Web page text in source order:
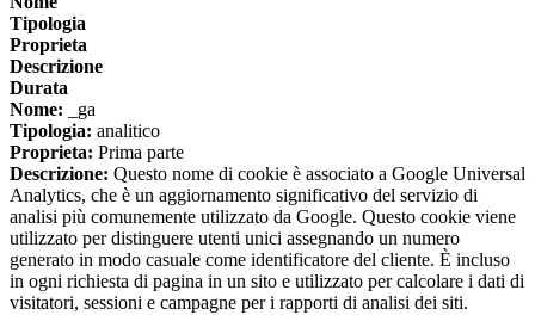
Tipologia
Proprieta
Descrizione
Durata
Nome: _ga
Tipologia: analitico
Proprieta: Prima parte
Descrizione: Questo nome di cookie è associato a Google Universal
Analytics, che è un aggiornamento significativo del servizio di
analisi più comunemente utilizzato da Google. Questo cookie viene
utilizzato per distinguere utenti unici assegnando un numero
generato in modo casuale come identificatore del cliente. È incluso
in ogni richiesta di pagina in un sito e utilizzato per calcolare i dati di
visitatori, sessioni e campagne per i rapporti di analisi dei siti.